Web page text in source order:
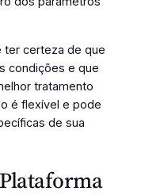
ter certeza de que
condições e que
tratamento
é flexível e pode
de sua